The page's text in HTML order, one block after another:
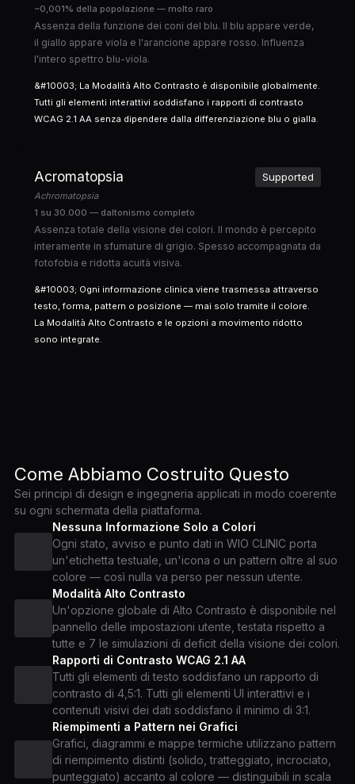
~0,001% della popolazione — molto raro
Assenza della funzione dei coni del blu. Il blu appare verde,
il giallo appare viola e l'arancione appare rosso. Influenza
l'intero spettro blu-viola.
&#10003; La Modalità Alto Contrasto è disponibile globalmente.
Tutti gli elementi interattivi soddisfano i rapporti di contrasto
WCAG 2.1 AA senza dipendere dalla differenziazione blu o gialla.
Acromatopsia
Achromatopsia
Supported
1 su 30.000 — daltonismo completo
Assenza totale della visione dei colori. Il mondo è percepito
interamente in sfumature di grigio. Spesso accompagnata da
fotofobia e ridotta acuità visiva.
&#10003; Ogni informazione clinica viene trasmessa attraverso
testo, forma, pattern o posizione — mai solo tramite il colore.
La Modalità Alto Contrasto e le opzioni a movimento ridotto
sono integrate.
Come Abbiamo Costruito Questo
Sei principi di design e ingegneria applicati in modo coerente
su ogni schermata della piattaforma.
Nessuna Informazione Solo a Colori
Ogni stato, avviso e punto dati in WIO CLINIC porta
un'etichetta testuale, un'icona o un pattern oltre al suo
colore — così nulla va perso per nessun utente.
Modalità Alto Contrasto
Un'opzione globale di Alto Contrasto è disponibile nel
pannello delle impostazioni utente, testata rispetto a
tutte e 7 le simulazioni di deficit della visione dei colori.
Rapporti di Contrasto WCAG 2.1 AA
Tutti gli elementi di testo soddisfano un rapporto di
contrasto di 4,5:1. Tutti gli elementi UI interattivi e i
contenuti visivi dei dati soddisfano il minimo di 3:1.
Riempimenti a Pattern nei Grafici
Grafici, diagrammi e mappe termiche utilizzano pattern
di riempimento distinti (solido, tratteggiato, incrociato,
punteggiato) accanto al colore — distinguibili in scala